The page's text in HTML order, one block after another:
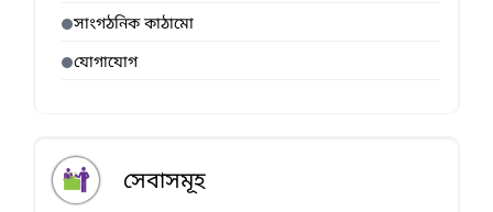
সাংগঠনিক কাঠামো
যোগাযোগ
সেবাসমূহ